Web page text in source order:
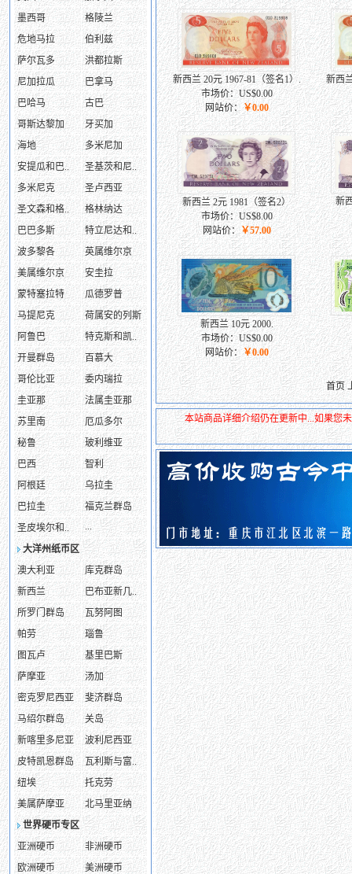
墨西哥
格陵兰
危地马拉
伯利兹
萨尔瓦多
洪都拉斯
尼加拉瓜
巴拿马
巴哈马
古巴
哥斯达黎加
牙买加
海地
多米尼加
安提瓜和巴..
圣基茨和尼..
多米尼克
圣卢西亚
圣文森和格..
格林纳达
巴巴多斯
特立尼达和..
波多黎各
英属维尔京
美属维尔京
安圭拉
蒙特塞拉特
瓜德罗普
马提尼克
荷属安的列斯
阿鲁巴
特克斯和凯..
开曼群岛
百慕大
哥伦比亚
委内瑞拉
圭亚那
法属圭亚那
苏里南
厄瓜多尔
秘鲁
玻利维亚
巴西
智利
阿根廷
乌拉圭
巴拉圭
福克兰群岛
圣皮埃尔和..
...
大洋州纸币区
澳大利亚
库克群岛
新西兰
巴布亚新几..
所罗门群岛
瓦努阿图
帕劳
瑙鲁
图瓦卢
基里巴斯
萨摩亚
汤加
密克罗尼西亚
斐济群岛
马绍尔群岛
关岛
新喀里多尼亚
波利尼西亚
皮特凯恩群岛
瓦利斯与富..
纽埃
托克劳
美属萨摩亚
北马里亚纳
世界硬币专区
亚洲硬币
非洲硬币
欧洲硬币
美洲硬币
新西兰 20元 1967-81（签名1）.
市场价：US$0.00
网站价： ￥0.00
新西
新西兰 2元 1981（签名2）
市场价：US$8.00
网站价：￥57.00
新
新西兰 10元 2000.
市场价：US$0.00
网站价： ￥0.00
首页
本站商品详细介绍仍在更新中...如果您